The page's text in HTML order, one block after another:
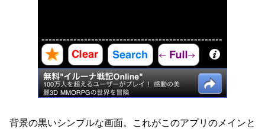
背景の黒いシンプルな画面。これがこのアプリのメインと